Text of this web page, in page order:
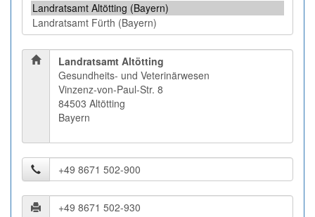
Landratsamt Altötting
Gesundheits- und Veterinärwesen
Vinzenz-von-Paul-Str. 8
84503 Altötting
Bayern